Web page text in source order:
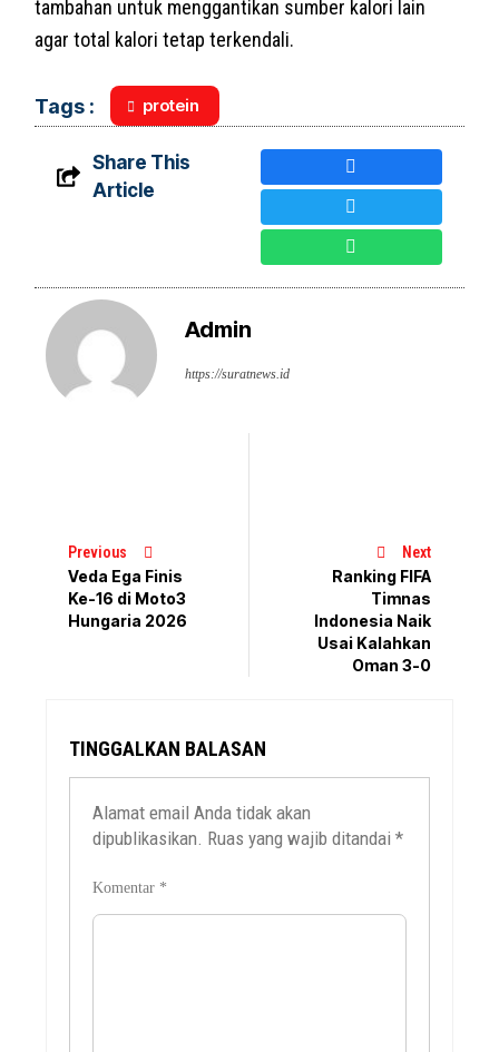
tambahan untuk menggantikan sumber kalori lain
agar total kalori tetap terkendali.
Tags : protein
Share This
Article
Admin
https://suratnews.id
Previous
Veda Ega Finis
Ke-16 di Moto3
Hungaria 2026
Next
Ranking FIFA
Timnas
Indonesia Naik
Usai Kalahkan
Oman 3-0
TINGGALKAN BALASAN
Alamat email Anda tidak akan
dipublikasikan. Ruas yang wajib ditandai*
Komentar *